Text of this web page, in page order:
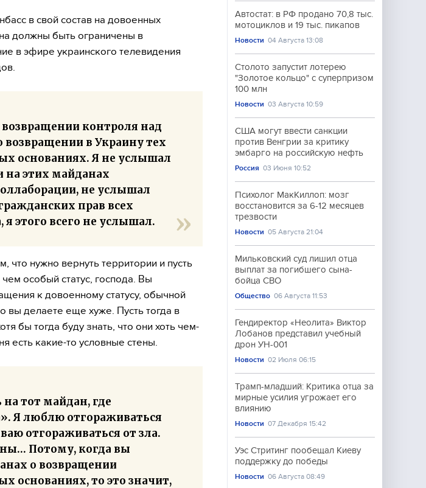
в свой состав на довоенных
должны быть ограничены в
в эфире украинского телевидения
контроля над
возвращении в Украину тех
основаниях. Я не услышал
на этих майданах
не услышал
прав всех
этого всего не услышал.
нужно вернуть территории и пусть
особый статус, господа. Вы
к довоенному статусу, обычной
вы делаете еще хуже. Пусть тогда в
бы тогда буду знать, что они хоть чем-
есть какие-то условные стены.
тот майдан, где
Я люблю отгораживаться
отгораживаться от зла.
Потому, когда вы
о возвращении
основаниях, то это значит,
Автостат: в РФ продано 70,8 тыс.
мотоциклов и 19 тыс. пикапов
Новости 04 Августа 13:08
Столото запустит лотерею
"Золотое кольцо" с суперпризом
100 млн
Новости 03 Августа 10:59
США могут ввести санкции
против Венгрии за критику
эмбарго на российскую нефть
Россия 03 Июня 10:52
Психолог МакКиллоп: мозг
восстановится за 6-12 месяцев
трезвости
Новости 05 Августа 21:04
Мильковский суд лишил отца
выплат за погибшего сына-
бойца СВО
Общество 06 Августа 11:53
Гендиректор «Неолита» Виктор
Лобанов представил учебный
дрон УН-001
Новости 02 Июля 06:15
Трамп-младший: Критика отца за
мирные усилия угрожает его
влиянию
Новости 07 Декабря 15:42
Уэс Стритинг пообещал Киеву
поддержку до победы
Новости 06 Августа 08:49